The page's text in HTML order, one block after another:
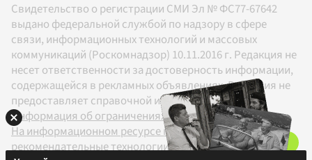
Свидетельство о регистрации СМИ Эл № ФС77-67642
выдано федеральной службой по надзору в сфере
связи, информационных технологий и массовых
коммуникаций (Роскомнадзор) 10.11.2016 г. Редакция не
несет ответственности за достоверность информации,
содержащейся в рекламных объявлениях. Редакция не
предоставляет справочной информации.
Информация об ограничениях
На информационном ресурсе применяются
рекомендательные технологии в соответствии с